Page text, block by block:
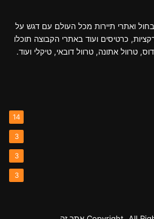
ואתרי תיירות מכל העולם עם דגש על
כרטיסים ועוד באתרי הקבוצה תוכלו
טרוול אתונה, טרוול דובאי, טיקלי ועוד.
14
3
3
3